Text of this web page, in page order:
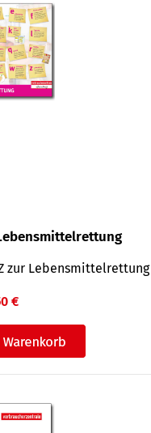
zur Lebensmittelrettung
€